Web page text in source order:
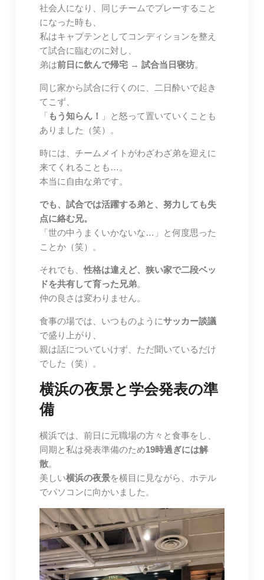
社会人になり、同じチームでプレーすること
になった時も、
私はキャプテンとしてコンディションを整え
て試合に臨むのに対し、
弟は前日に飲んで帰宅 → 試合当日寝坊。
同じ家から試合に行くのに、二日酔いで起き
てこず、
「 もう知らん！
」と怒って置いていくことも
ありました（笑）。
時には、チームメイトがわざわざ弟を迎えに
来てくれることも…。
本当に自由な弟です。
でも、試合では活躍する弟と、努力しても失
点に絡む兄。
「世の中うまくいかないな…」と何度思った
ことか（笑）。
それでも、性格は違えど、狭い家で二段ベッ
ドを共有して育った兄弟。
仲の良さは変わりません。
食事の場では、いつものようにサッカー談議
で盛り上がり、
親は話についていけず、ただ聞いているだけ
でした（笑）。
横浜の夜景と学会発表の準
備
横浜では、前日に元職場の方々と食事をし、
同期と私は発表準備のため19時過ぎには解
散。
美しい横浜の夜景を横目に見ながら、ホテル
でパソコンに向かいました。